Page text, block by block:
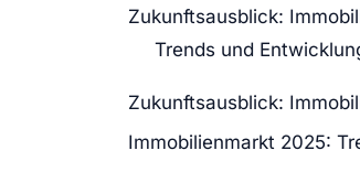
Zukunftsausblick:
Trends und
Zukunftsausblick:
Immobilienmarkt 2025: